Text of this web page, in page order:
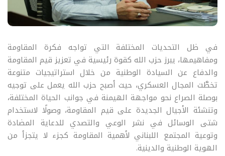
في ظل التحديات المختلفة التي تواجه فكرة المقاومة
ومفاهيمها، يبرز حزب الله كقوة رئيسية في تعزيز قيم المقاومة
والدفاع عن السيادة الوطنية من خلال استراتيجيات متنوعة
تخطَّت المجال العسكري، حيث أصبح حزب الله يعمل على توجيه
بوصلة الصراع نحو مواجهة الهيمنة في جوانب الحياة المختلفة،
وتنشئة الأجيال الجديدة على قيم المقاومة، وصولًا لاستخدام
شتى الوسائل في نشر الوعي والتصدي للدعاية المضادة
وتوعية المجتمع اللبناني لأهمية المقاومة كجزء لا يتجزأ من
الهوية الوطنية والدينية.